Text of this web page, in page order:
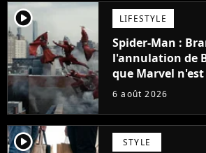
player2 LIFESTYLE
Spider-Man :
l'annulation de
que Marvel
faire quoi que ce
6 août 2026
player2 STYLE